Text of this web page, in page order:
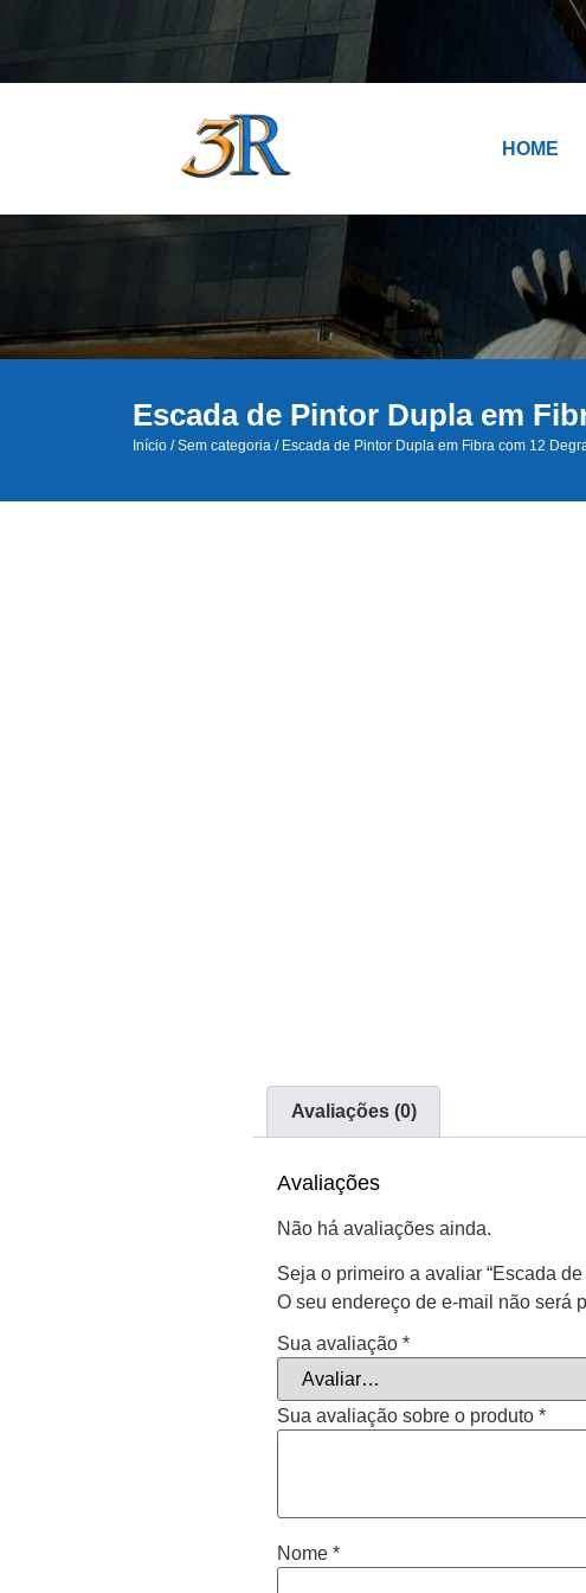
HOME
Escada de Pintor Dupla em
Início /Sem categoria / Escada de Pintor Dupla em Fibra com 12
Avaliações (0)
Avaliações
Não há avaliações ainda.
Seja o primeiro a avaliar “Escada
O seu endereço de e-mail não será
Sua avaliação*
Sua avaliação sobre o produto*
Nome*